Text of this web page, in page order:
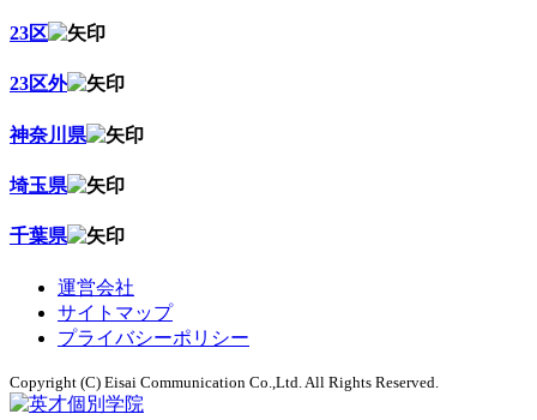
23区
23区外
神奈川県
埼玉県
千葉県
運営会社
サイトマップ
プライバシーポリシー
Copyright (C) Eisai Communication Co.,Ltd. All Rights Reserved.